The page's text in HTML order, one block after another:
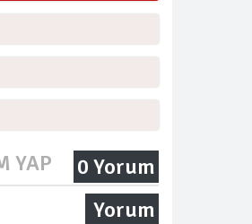
0 Yorum
YAP
Yorum